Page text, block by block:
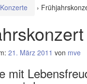
Konzerte ›
21. März 2011 von mve
mit